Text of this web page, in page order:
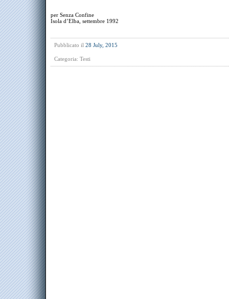
per Senza Confine
Isola d’Elba, settembre 1992
Pubblicato il 28 July, 2015
Categoria: Testi